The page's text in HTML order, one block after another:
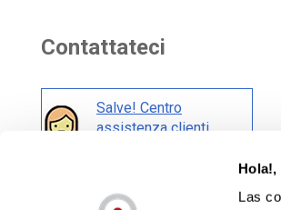
Hola!,
Las
Contattateci
Salve! Centro
assistenza clienti